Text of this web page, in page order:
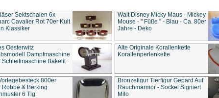
Sektschalen 6x
Cavalier Rot 70er Kult
Klassiker
Walt Disney Micky Maus - Mickey
Mouse - " Füße " - Blau - Ca. 80er
Jahre - Deko
Oesterwitz
Dampfmaschine
Schleifmaschine Bakelit
Alte Originale Korallenkette
Korallenperlenkette
800er
Robbe & Berking
6 Tlg.
Bronzefigur Tierfigur Gepard Auf
Rauchmarmor - Sockel Signiert
Milo